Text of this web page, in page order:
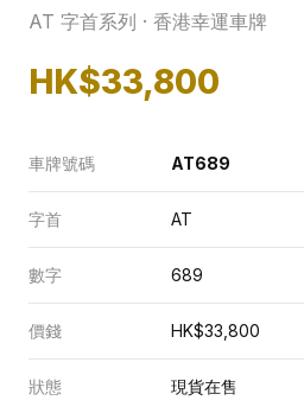
AT 字首系列 · 香港幸運車牌
HK$33,800
車牌號碼 AT689
字首 AT
數字 689
價錢 HK$33,800
狀態 現貨在售